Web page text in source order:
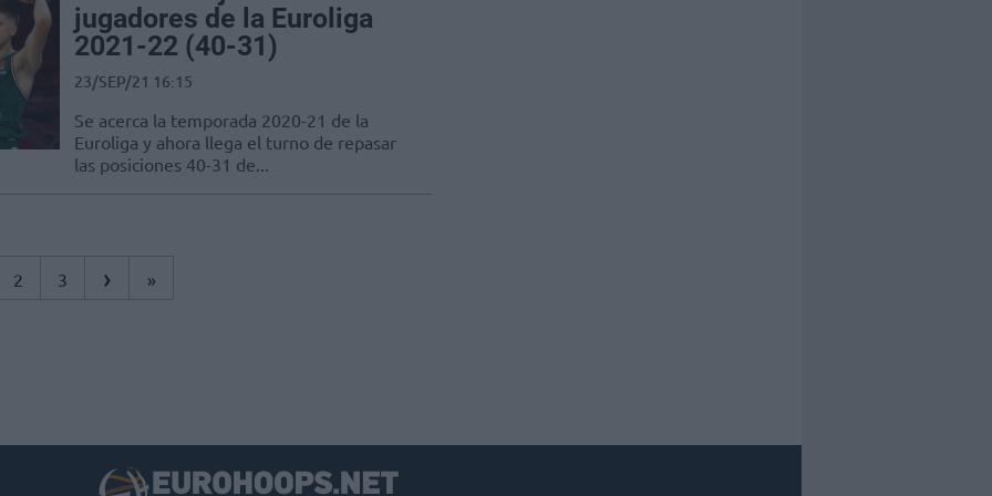
jugadores de la Euroliga
2021-22 (40-31)
23/SEP/21 16:15
Se acerca la temporada 2020-21 de la
Euroliga y ahora llega el turno de repasar
las posiciones 40-31 de...
2 3 › »